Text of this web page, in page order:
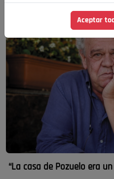
“La casa de Pozuelo era
Aceptar